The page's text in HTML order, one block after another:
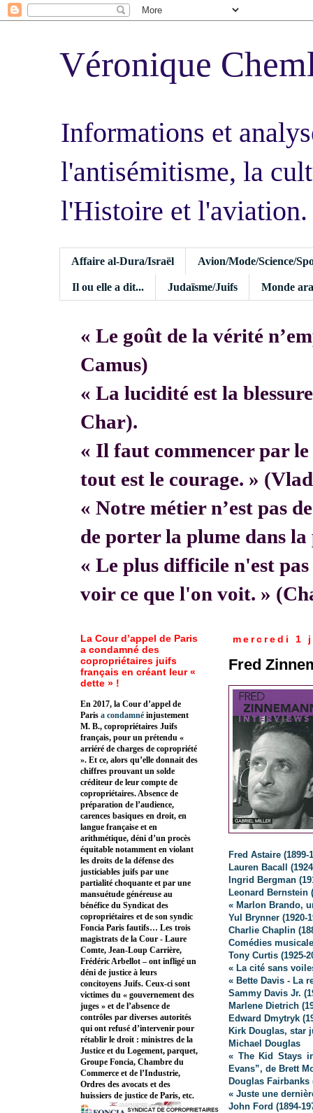
Véronique
Informations et
l'antisémitisme, la
l'Histoire et l'aviation.
Affaire al-Dura/Israël Avion/Mode/Science/
Il ou elle a dit... Judaïsme/Juifs Monde
« Le goût de la vérité
Camus)
« La lucidité est la
Char).
« Il faut commencer par le
tout est le courage. »
« Notre métier n’est pas
de porter la plume dans
« Le plus difficile n'est
voir ce que l'on voit. »
mercredi 1
Fred
Fred Astaire (1899-
Lauren Bacall
Ingrid Bergman
Leonard Bernstein
« Marlon Brando,
Yul Brynner (1920-
Charlie Chaplin
Comédies
Tony Curtis (1925-
« La cité sans
« Bette Davis - La
Sammy Davis Jr.
Marlene Dietrich
Edward Dmytryk
Kirk Douglas, star
Michael Douglas
« The Kid Stays
Evans”, de Brett
Douglas Fairbanks
« Juste une
John Ford (1894-
La Cour d’appel de Paris
a condamné des
copropriétaires juifs
français en créant leur «
dette » !
En 2017, la Cour d’appel de
Paris a condamné injustement
M. B., copropriétaires Juifs
français, pour un prétendu «
arriéré de charges de copropriété
». Et ce, alors qu’elle donnait des
chiffres prouvant un solde
créditeur de leur compte de
copropriétaires. Absence de
préparation de l’audience,
carences basiques en droit, en
langue française et en
arithmétique, déni d’un procès
équitable notamment en violant
les droits de la défense des
justiciables juifs par une
partialité choquante et par une
mansuétude généreuse au
bénéfice du Syndicat des
copropriétaires et de son syndic
Foncia Paris fautifs… Les trois
magistrats de la Cour - Laure
Comte, Jean-Loup Carrière,
Frédéric Arbellot – ont infligé un
déni de justice à leurs
concitoyens Juifs. Ceux-ci sont
victimes du « gouvernement des
juges » et de l’absence de
contrôles par diverses autorités
qui ont refusé d’intervenir pour
rétablir le droit : ministres de la
Justice et du Logement, parquet,
Groupe Foncia, Chambre du
Commerce et de l’Industrie,
Ordres des avocats et des
huissiers de justice de Paris, etc.